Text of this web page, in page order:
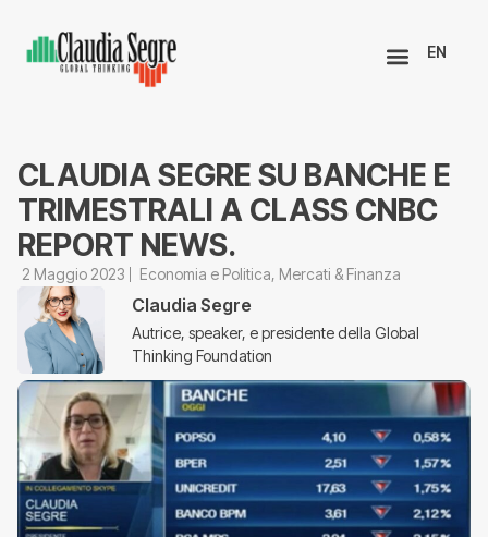
EN
CLAUDIA SEGRE SU BANCHE E
TRIMESTRALI A CLASS CNBC
REPORT NEWS.
2 Maggio 2023 Economia e Politica, Mercati & Finanza
Claudia Segre
Autrice, speaker, e presidente della Global
Thinking Foundation